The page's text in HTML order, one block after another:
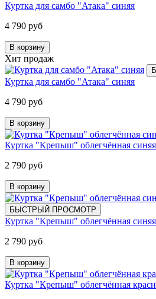
Куртка для самбо "Атака" синяя
4 790 руб
В корзину
Хит продаж
Куртка для самбо "Атака" синяя
4 790 руб
В корзину
Куртка "Крепыш" облегчённая синяя
2 790 руб
В корзину
БЫСТРЫЙ ПРОСМОТР
Куртка "Крепыш" облегчённая синяя
2 790 руб
В корзину
Куртка "Крепыш" облегчённая